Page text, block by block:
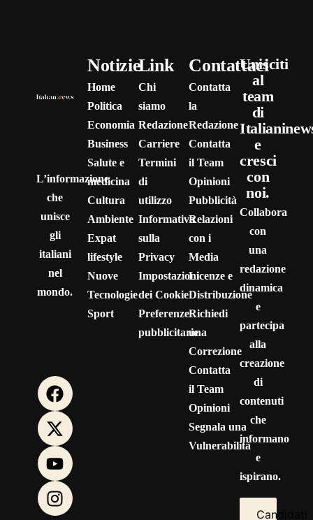
L’informazione
che
unisce
gli
italiani
nel
mondo.
Notizie
Home
Politica
Economia
Business
Salute e
medicina
Cultura
Ambiente
Expat
lifestyle
Nuove
Tecnologie
Sport
Link
Chi
siamo
Redazione
Carriere
Termini
di
utilizzo
Informativa
sulla
Privacy
Impostazioni
dei Cookie
Preferenze
pubblicitarie
Contattaci
Contatta
la
Redazione
Contatta
il Team
Opinioni
Pubblicità
Relazioni
con i
Media
Licenze e
Distribuzione
Richiedi
una
Correzione
Contatta
il Team
Opinioni
Segnala una
Vulnerabilità
Unisciti
al
team
di
e
cresci
con
noi.
Collabora
con
una
redazione
dinamica
e
partecipa
alla
creazione
di
contenuti
che
informano
e
ispirano.
Candidati